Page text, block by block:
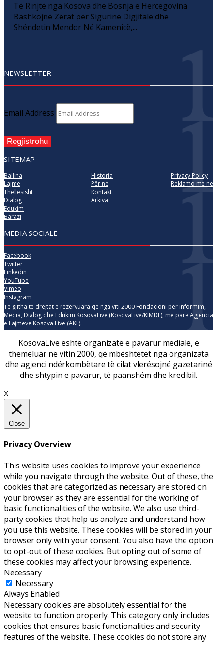
Të Rinjtë nga Kosova dhe Bosnja e Hercegovina
Bashkojnë Zërat për Sigurinë Digjitale dhe
Shëndetin Mendor Në Kamenicë,...
NEWSLETTER
Email Address
Regjistrohu
SITEMAP
Ballina
Lajme
Thellësisht
Dialog
Edukim
Barazi
Historia
Për ne
Kontakt
Arkiva
Privacy Policy
Reklamo me ne
MEDIA SOCIALE
Facebook
Twitter
Linkedin
YouTube
Vimeo
Instagram
Të gjitha të drejtat e rezervuara që nga viti 2000 Fondacioni për Informim,
Media, Dialog dhe Edukim KosovaLive (KosovaLive/KIMDE), më parë Agjencia
e Lajmeve Kosova Live (AKL).
KosovaLive është organizatë e pavarur mediale, e
themeluar në vitin 2000, që mbështetet nga organizata
dhe agjenci ndërkombëtare të cilat vlerësojnë gazetarinë
dhe shtypin e pavarur, të paanshëm dhe kredibil.
X
Close
Privacy Overview
This website uses cookies to improve your experience
while you navigate through the website. Out of these, the
cookies that are categorized as necessary are stored on
your browser as they are essential for the working of
basic functionalities of the website. We also use third-
party cookies that help us analyze and understand how
you use this website. These cookies will be stored in your
browser only with your consent. You also have the option
to opt-out of these cookies. But opting out of some of
these cookies may affect your browsing experience.
Necessary
Necessary
Always Enabled
Necessary cookies are absolutely essential for the
website to function properly. This category only includes
cookies that ensures basic functionalities and security
features of the website. These cookies do not store any